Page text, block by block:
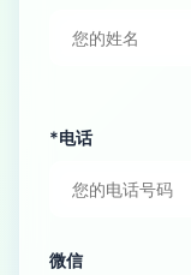
*电话
微信